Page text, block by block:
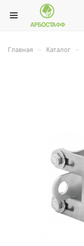
Главная Каталог